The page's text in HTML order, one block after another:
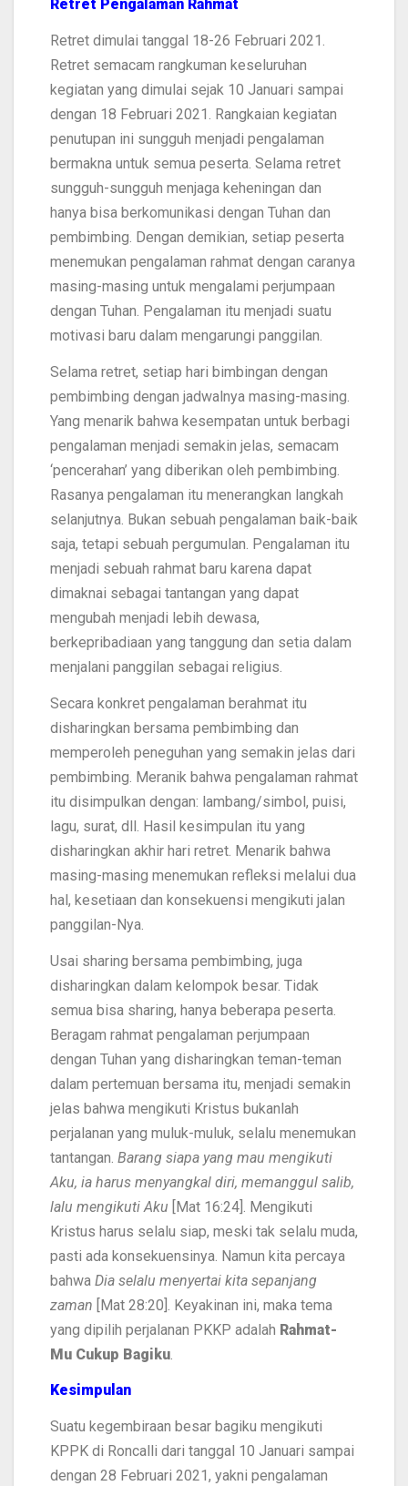
Retret Pengalaman Rahmat
Retret dimulai tanggal 18-26 Februari 2021.
Retret semacam rangkuman keseluruhan
kegiatan yang dimulai sejak 10 Januari sampai
dengan 18 Februari 2021. Rangkaian kegiatan
penutupan ini sungguh menjadi pengalaman
bermakna untuk semua peserta. Selama retret
sungguh-sungguh menjaga keheningan dan
hanya bisa berkomunikasi dengan Tuhan dan
pembimbing. Dengan demikian, setiap peserta
menemukan pengalaman rahmat dengan caranya
masing-masing untuk mengalami perjumpaan
dengan Tuhan. Pengalaman itu menjadi suatu
motivasi baru dalam mengarungi panggilan.
Selama retret, setiap hari bimbingan dengan
pembimbing dengan jadwalnya masing-masing.
Yang menarik bahwa kesempatan untuk berbagi
pengalaman menjadi semakin jelas, semacam
‘pencerahan’ yang diberikan oleh pembimbing.
Rasanya pengalaman itu menerangkan langkah
selanjutnya. Bukan sebuah pengalaman baik-baik
saja, tetapi sebuah pergumulan. Pengalaman itu
menjadi sebuah rahmat baru karena dapat
dimaknai sebagai tantangan yang dapat
mengubah menjadi lebih dewasa,
berkepribadiaan yang tanggung dan setia dalam
menjalani panggilan sebagai religius.
Secara konkret pengalaman berahmat itu
disharingkan bersama pembimbing dan
memperoleh peneguhan yang semakin jelas dari
pembimbing. Meranik bahwa pengalaman rahmat
itu disimpulkan dengan: lambang/simbol, puisi,
lagu, surat, dll. Hasil kesimpulan itu yang
disharingkan akhir hari retret. Menarik bahwa
masing-masing menemukan refleksi melalui dua
hal, kesetiaan dan konsekuensi mengikuti jalan
panggilan-Nya.
Usai sharing bersama pembimbing, juga
disharingkan dalam kelompok besar. Tidak
semua bisa sharing, hanya beberapa peserta.
Beragam rahmat pengalaman perjumpaan
dengan Tuhan yang disharingkan teman-teman
dalam pertemuan bersama itu, menjadi semakin
jelas bahwa mengikuti Kristus bukanlah
perjalanan yang muluk-muluk, selalu menemukan
tantangan. Barang siapa yang mau mengikuti
Aku, ia harus menyangkal diri, memanggul salib,
lalu mengikuti Aku [Mat 16:24]. Mengikuti
Kristus harus selalu siap, meski tak selalu muda,
pasti ada konsekuensinya. Namun kita percaya
bahwa Dia selalu menyertai kita sepanjang
zaman [Mat 28:20]. Keyakinan ini, maka tema
yang dipilih perjalanan PKKP adalah Rahmat-
Mu Cukup Bagiku
Kesimpulan
Suatu kegembiraan besar bagiku mengikuti
KPPK di Roncalli dari tanggal 10 Januari sampai
dengan 28 Februari 2021, yakni pengalaman